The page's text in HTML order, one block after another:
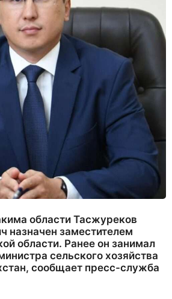
области Тасжуреков
назначен заместителем
области. Ранее он занимал
сельского хозяйства
сообщает пресс-служба